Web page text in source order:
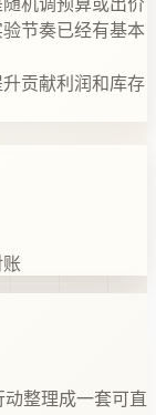
机调预算或出价
验节奏已经有基本
贡献利润和库存
整理成一套可直